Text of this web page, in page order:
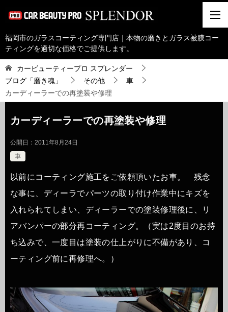
福岡市のガラスコーティング専門店｜本物の磨きとガラス被膜コー
ティングを適切な価格でご提供します。
カービューティープロ スプレンダー
ブログ「磨き魂」
その他
車
カーディーラーでの再塗装や修理
カーディーラーでの再塗装や修理
公開日： 2011年8月24日
車
以前にコーティング施工をご依頼頂いたお車。 残念
な事に、ディーラでパーツの取り付け作業中にキズを
入れられてしまい、ディーラーでの塗装修理後に、リ
アバンパーの部分再コーティング。（実は2度目のお持
ち込みで、一度目は塗装の仕上がりに不備があり、コ
ーティング前に再修理へ。）